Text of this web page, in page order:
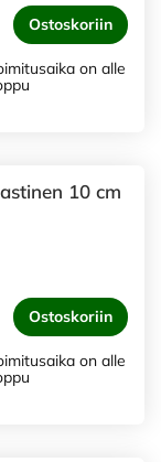
Ostoskoriin
on alle
10 cm
Ostoskoriin
on alle